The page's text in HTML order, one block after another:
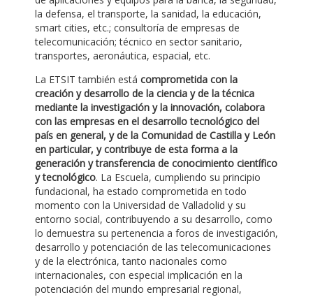
la defensa, el transporte, la sanidad, la educación,
smart cities, etc.; consultoría de empresas de
telecomunicación; técnico en sector sanitario,
transportes, aeronáutica, espacial, etc.
La ETSIT también está comprometida con la
creación y desarrollo de la ciencia y de la técnica
mediante la investigación y la innovación, colabora
con las empresas en el desarrollo tecnológico del
país en general, y de la Comunidad de Castilla y León
en particular, y contribuye de esta forma a la
generación y transferencia de conocimiento científico
y tecnológico. La Escuela, cumpliendo su principio
fundacional, ha estado comprometida en todo
momento con la Universidad de Valladolid y su
entorno social, contribuyendo a su desarrollo, como
lo demuestra su pertenencia a foros de investigación,
desarrollo y potenciación de las telecomunicaciones
y de la electrónica, tanto nacionales como
internacionales, con especial implicación en la
potenciación del mundo empresarial regional,